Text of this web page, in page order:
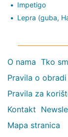
Impetigo
Lepra (guba,
O nama Tko
Pravila o
Pravila za
Kontakt
Mapa stranica